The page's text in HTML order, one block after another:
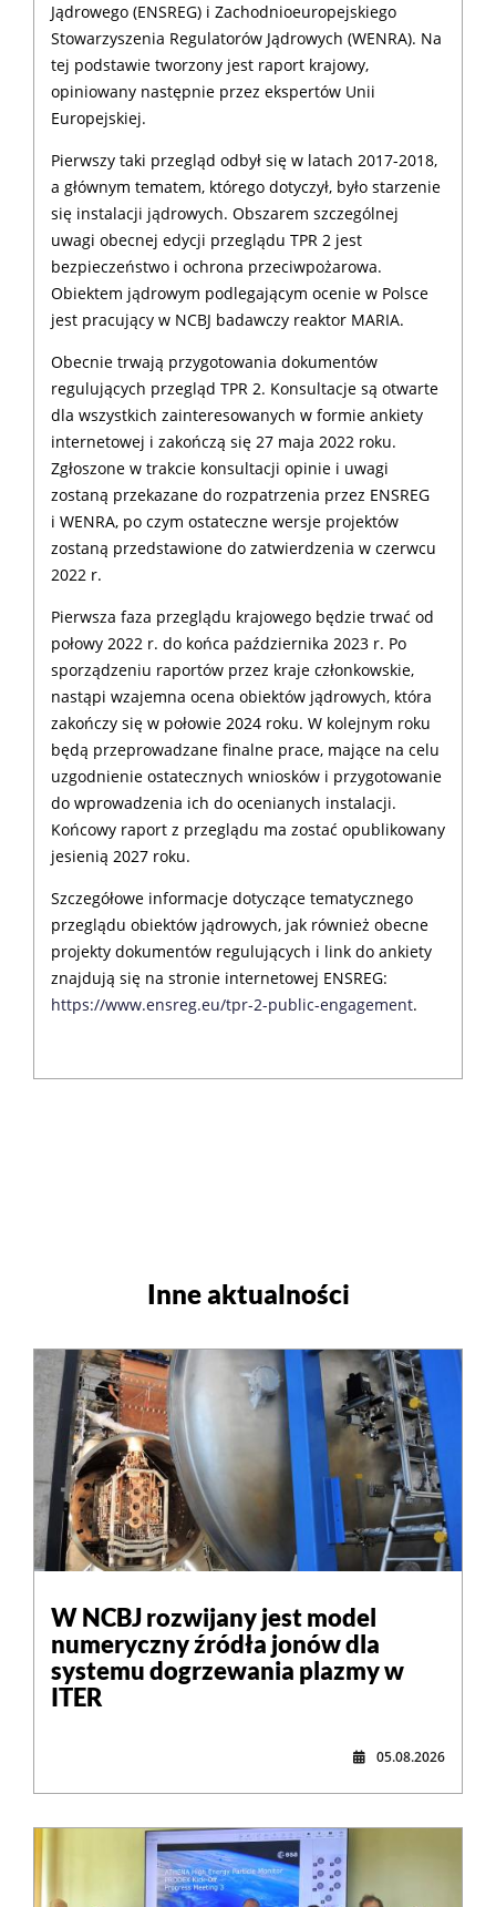
Jądrowego (ENSREG) i Zachodnioeuropejskiego
Stowarzyszenia Regulatorów Jądrowych (WENRA). Na
tej podstawie tworzony jest raport krajowy,
opiniowany następnie przez ekspertów Unii
Europejskiej.
Pierwszy taki przegląd odbył się w latach 2017-2018,
a głównym tematem, którego dotyczył, było starzenie
się instalacji jądrowych. Obszarem szczególnej
uwagi obecnej edycji przeglądu TPR 2 jest
bezpieczeństwo i ochrona przeciwpożarowa.
Obiektem jądrowym podlegającym ocenie w Polsce
jest pracujący w NCBJ badawczy reaktor MARIA.
Obecnie trwają przygotowania dokumentów
regulujących przegląd TPR 2. Konsultacje są otwarte
dla wszystkich zainteresowanych w formie ankiety
internetowej i zakończą się 27 maja 2022 roku.
Zgłoszone w trakcie konsultacji opinie i uwagi
zostaną przekazane do rozpatrzenia przez ENSREG
i WENRA, po czym ostateczne wersje projektów
zostaną przedstawione do zatwierdzenia w czerwcu
2022 r.
Pierwsza faza przeglądu krajowego będzie trwać od
połowy 2022 r. do końca października 2023 r. Po
sporządzeniu raportów przez kraje członkowskie,
nastąpi wzajemna ocena obiektów jądrowych, która
zakończy się w połowie 2024 roku. W kolejnym roku
będą przeprowadzane finalne prace, mające na celu
uzgodnienie ostatecznych wniosków i przygotowanie
do wprowadzenia ich do ocenianych instalacji.
Końcowy raport z przeglądu ma zostać opublikowany
jesienią 2027 roku.
Szczegółowe informacje dotyczące tematycznego
przeglądu obiektów jądrowych, jak również obecne
projekty dokumentów regulujących i link do ankiety
znajdują się na stronie internetowej ENSREG:
https://www.ensreg.eu/tpr-2-public-engagement.
Inne aktualności
W NCBJ rozwijany jest model
numeryczny źródła jonów dla
systemu dogrzewania plazmy w
ITER
05.08.2026